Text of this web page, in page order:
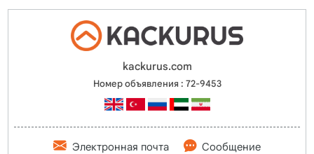
kackurus.com
Номер объявления : 72-9453
Электронная почта Сообщение